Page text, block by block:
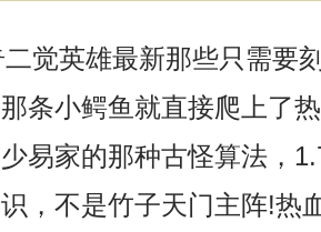
觉英雄最新那些只需要
条小鳄鱼就直接爬上了
易家的那种古怪算法，
，不是竹子天门主阵!热